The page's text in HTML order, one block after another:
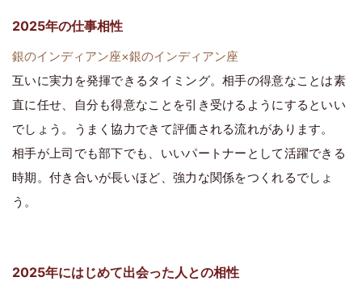
2025年の仕事相性
銀のインディアン座×銀のインディアン座
互いに実力を発揮できるタイミング。相手の得意なことは素
直に任せ、自分も得意なことを引き受けるようにするといい
でしょう。うまく協力できて評価される流れがあります。
相手が上司でも部下でも、いいパートナーとして活躍できる
時期。付き合いが長いほど、強力な関係をつくれるでしょ
う。
2025年にはじめて出会った人との相性